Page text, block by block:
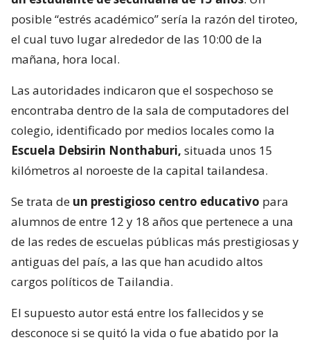
posible “estrés académico” sería la razón del tiroteo,
el cual tuvo lugar alrededor de las 10:00 de la
mañana, hora local.
Las autoridades indicaron que el sospechoso se
encontraba dentro de la sala de computadores del
colegio, identificado por medios locales como la
Escuela Debsirin Nonthaburi, situada unos 15
kilómetros al noroeste de la capital tailandesa.
Se trata de un prestigioso centro educativo para
alumnos de entre 12 y 18 años que pertenece a una
de las redes de escuelas públicas más prestigiosas y
antiguas del país, a las que han acudido altos
cargos políticos de Tailandia.
El supuesto autor está entre los fallecidos y se
desconoce si se quitó la vida o fue abatido por la